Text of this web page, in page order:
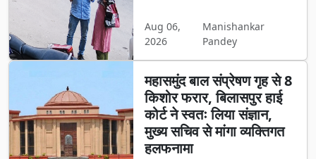
Aug 06,
2026
Manishankar
Pandey
महासमुंद बाल संप्रेषण गृह से 8
किशोर फरार, बिलासपुर हाई
कोर्ट ने स्वतः लिया संज्ञान,
मुख्य सचिव से मांगा व्यक्तिगत
हलफनामा